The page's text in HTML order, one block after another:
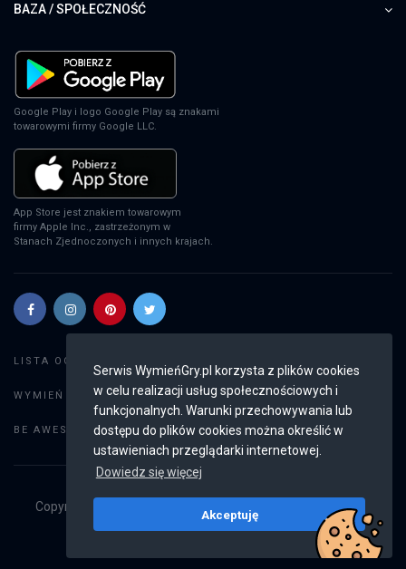
Serwis WymieńGry.pl korzysta z plików cookies
w celu realizacji usług społecznościowych i
funkcjonalnych. Warunki przechowywania lub
dostępu do plików cookies można określić w
ustawieniach przeglądarki internetowej.
Dowiedz się więcej
Akceptuję
BAZA / SPOŁECZNOŚĆ
Google Play i logo Google Play są znakami
towarowymi firmy Google LLC.
App Store jest znakiem towarowym
firmy Apple Inc., zastrzeżonym w
Stanach Zjednoczonych i innych krajach.
LISTA OGŁOSZEŃ:
WYMIEŃ GRY: Dodaj ogłoszenie
BE AWESOME: Weryfikacja konta
Copyright © 2019 - 2026
Wszystkie prawa
v2.8.3